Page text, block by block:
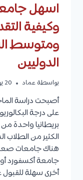
اسهل
وكيفية
ومتوسط
الدوليين
بواسطة عماد 20 يونيو، 2024
أصبحت دراسة
على درجة
بريطانيا واحدة من
الكثير من الطلاب
هناك جامعات
جامعة أكسفورد
أخرى سهلة